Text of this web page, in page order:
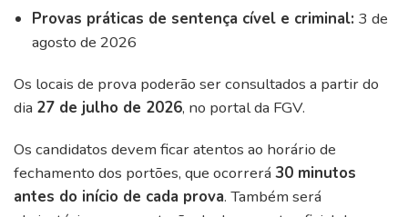
Provas práticas de sentença cível e criminal: 3 de
agosto de 2026
Os locais de prova poderão ser consultados a partir do
dia 27 de julho de 2026, no portal da FGV.
Os candidatos devem ficar atentos ao horário de
fechamento dos portões, que ocorrerá 30 minutos
antes do início de cada prova. Também será